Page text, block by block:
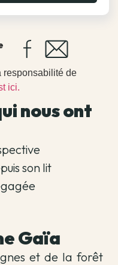
responsabilité de
ici.
nous ont
son lit
Gaïa​
et de la forêt